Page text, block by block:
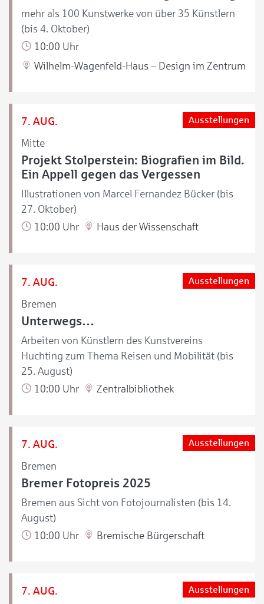
mehr als 100 Kunstwerke von über 35 Künstlern
(bis 4. Oktober)
10:00 Uhr
Wilhelm-Wagenfeld-Haus – Design im Zentrum
7. AUG.
Mitte
Ausstellungen
Projekt Stolperstein: Biografien im Bild.
Ein Appell gegen das Vergessen
Illustrationen von Marcel Fernandez Bücker (bis
27. Oktober)
10:00 Uhr
Haus der Wissenschaft
7. AUG.
Bremen
Ausstellungen
Unterwegs…
Arbeiten von Künstlern des Kunstvereins
Huchting zum Thema Reisen und Mobilität (bis
25. August)
10:00 Uhr
Zentralbibliothek
7. AUG.
Bremen
Ausstellungen
Bremer Fotopreis 2025
Bremen aus Sicht von Fotojournalisten (bis 14.
August)
10:00 Uhr
Bremische Bürgerschaft
7. AUG. Ausstellungen